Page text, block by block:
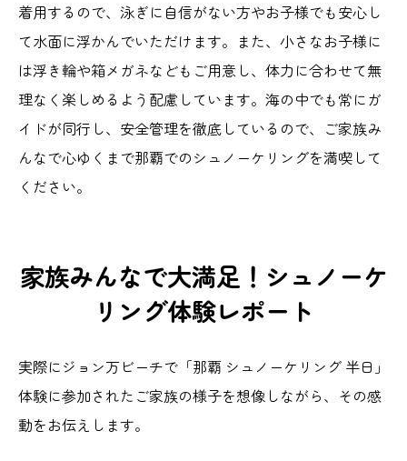
着用するので、泳ぎに自信がない方やお子様でも安心し
て水面に浮かんでいただけます。また、小さなお子様に
は浮き輪や箱メガネなどもご用意し、体力に合わせて無
理なく楽しめるよう配慮しています。海の中でも常にガ
イドが同行し、安全管理を徹底しているので、ご家族み
んなで心ゆくまで那覇でのシュノーケリングを満喫して
ください。
家族みんなで大満足！シュノーケ
リング体験レポート
実際にジョン万ビーチで「那覇 シュノーケリング 半日」
体験に参加されたご家族の様子を想像しながら、その感
動をお伝えします。